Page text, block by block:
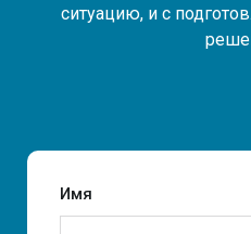
ситуацию, и с
Имя